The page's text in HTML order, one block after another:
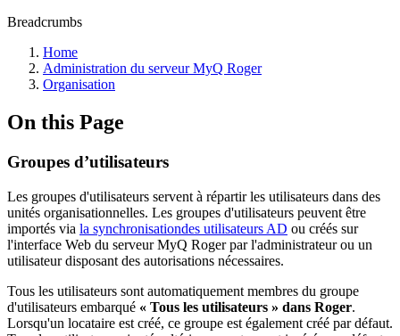
Breadcrumbs
Home
Administration du serveur MyQ Roger
Organisation
On this Page
Groupes d’utilisateurs
Les groupes d'utilisateurs servent à répartir les utilisateurs dans des
unités organisationnelles. Les groupes d'utilisateurs peuvent être
importés via la synchronisationdes utilisateurs AD ou créés sur
l'interface Web du serveur MyQ Roger par l'administrateur ou un
utilisateur disposant des autorisations nécessaires.
Tous les utilisateurs sont automatiquement membres du groupe
d'utilisateurs embarqué « Tous les utilisateurs » dans Roger.
Lorsqu'un locataire est créé, ce groupe est également créé par défaut.